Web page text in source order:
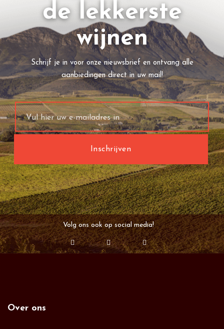
de lekkerste
wijnen
Schrijf je in voor onze nieuwsbrief en ontvang alle
aanbiedingen direct in uw mail!
Volg ons ook op social media!
Over ons